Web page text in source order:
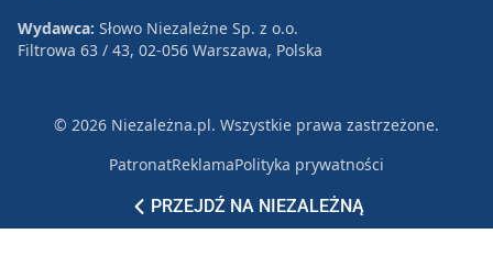
PRZEJDŹ NA NIEZALEŻNĄ
Wydawca: Słowo Niezależne Sp. z o.o.
Filtrowa 63 / 43, 02-056 Warszawa, Polska
© 2026 Niezależna.pl. Wszystkie prawa zastrzeżone.
PatronatReklamaPolityka prywatności